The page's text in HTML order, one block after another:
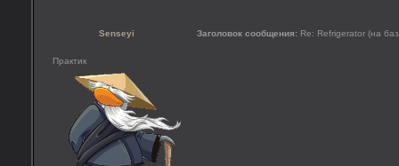
Senseyi Заголовок сообщения: Re: Refrigerator (на
Практик